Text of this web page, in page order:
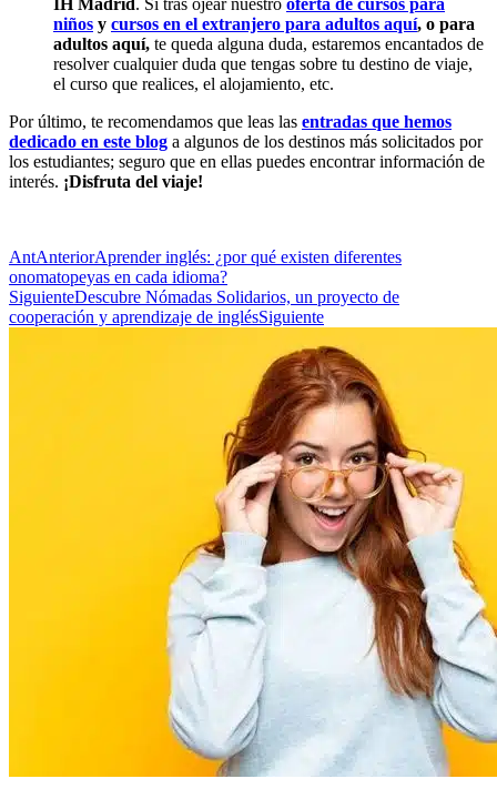
IH Madrid. Si tras ojear nuestro oferta de cursos para
niños y cursos en el extranjero para adultos aquí, o para
adultos aquí, te queda alguna duda, estaremos encantados de
resolver cualquier duda que tengas sobre tu destino de viaje,
el curso que realices, el alojamiento, etc.
Por último, te recomendamos que leas las entradas que hemos
dedicado en este blog a algunos de los destinos más solicitados por
los estudiantes; seguro que en ellas puedes encontrar información de
interés. ¡Disfruta del viaje!
AntAnteriorAprender inglés: ¿por qué existen diferentes
onomatopeyas en cada idioma?
SiguienteDescubre Nómadas Solidarios, un proyecto de
cooperación y aprendizaje de inglésSiguiente